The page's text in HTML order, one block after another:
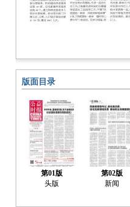
版面目录
第01版
头版
第02版
新闻